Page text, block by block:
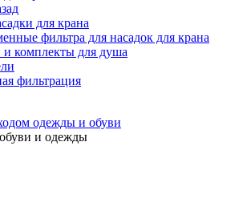
для крана
фильтра для насадок для крана
и комплекты для душа
фильтрация
одежды и обуви
и одежды